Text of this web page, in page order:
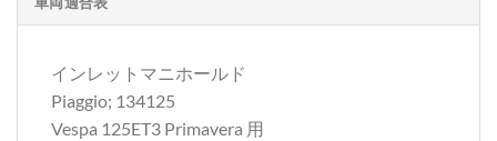
インレットマニホールド
Piaggio; 134125
Vespa 125ET3 Primavera 用